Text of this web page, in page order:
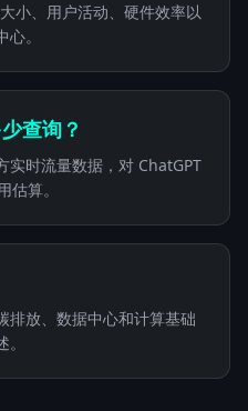
小、用户活动、硬件效率以
。
查询？
实时流量数据，对 ChatGPT
算。
排放、数据中心和计算基础